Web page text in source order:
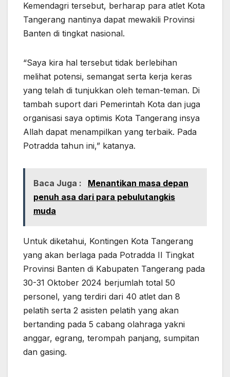
Kemendagri tersebut, berharap para atlet Kota
Tangerang nantinya dapat mewakili Provinsi
Banten di tingkat nasional.
“Saya kira hal tersebut tidak berlebihan
melihat potensi, semangat serta kerja keras
yang telah di tunjukkan oleh teman-teman. Di
tambah suport dari Pemerintah Kota dan juga
organisasi saya optimis Kota Tangerang insya
Allah dapat menampilkan yang terbaik. Pada
Potradda tahun ini,” katanya.
Baca Juga :
Menantikan masa depan
penuh asa dari para pebulutangkis
muda
Untuk diketahui, Kontingen Kota Tangerang
yang akan berlaga pada Potradda II Tingkat
Provinsi Banten di Kabupaten Tangerang pada
30-31 Oktober 2024 berjumlah total 50
personel, yang terdiri dari 40 atlet dan 8
pelatih serta 2 asisten pelatih yang akan
bertanding pada 5 cabang olahraga yakni
anggar, egrang, terompah panjang, sumpitan
dan gasing.